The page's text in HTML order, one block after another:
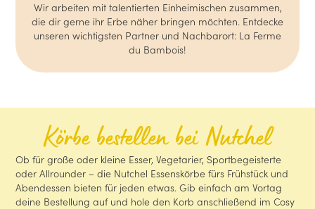
Wir arbeiten mit talentierten Einheimischen zusammen,
die dir gerne ihr Erbe näher bringen möchten. Entdecke
unseren wichtigsten Partner und Nachbarort: La Ferme
du Bambois!
Körbe bestellen bei Nutchel
Ob für große oder kleine Esser, Vegetarier, Sportbegeisterte
oder Allrounder – die Nutchel Essenskörbe fürs Frühstück und
Abendessen bieten für jeden etwas. Gib einfach am Vortag
deine Bestellung auf und hole den Korb anschließend im Cosy